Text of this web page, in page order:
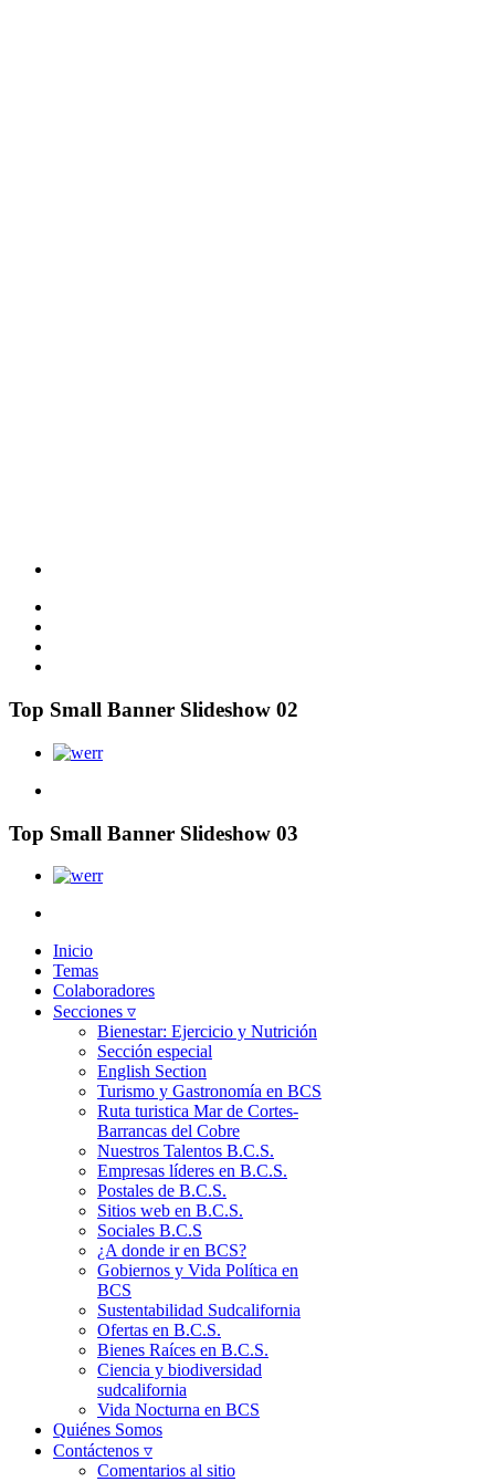
Top Small Banner Slideshow 02
Top Small Banner Slideshow 03
Inicio
Temas
Colaboradores
Secciones ▿
Bienestar: Ejercicio y Nutrición
Sección especial
English Section
Turismo y Gastronomía en BCS
Ruta turistica Mar de Cortes-
Barrancas del Cobre
Nuestros Talentos B.C.S.
Empresas líderes en B.C.S.
Postales de B.C.S.
Sitios web en B.C.S.
Sociales B.C.S
¿A donde ir en BCS?
Gobiernos y Vida Política en
BCS
Sustentabilidad Sudcalifornia
Ofertas en B.C.S.
Bienes Raíces en B.C.S.
Ciencia y biodiversidad
sudcalifornia
Vida Nocturna en BCS
Quiénes Somos
Contáctenos ▿
Comentarios al sitio